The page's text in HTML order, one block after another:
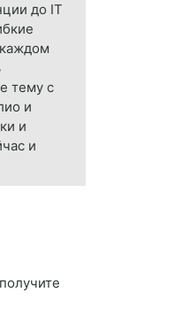
до IT
тему с
и
и
и